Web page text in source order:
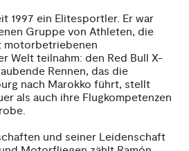
1997 ein Elitesportler. Er war
Gruppe von Athleten, die
motorbetriebenen
Welt teilnahm: den Red Bull X-
Rennen, das die
nach Marokko führt, stellt
als auch ihre Flugkompetenzen
und seiner Leidenschaft